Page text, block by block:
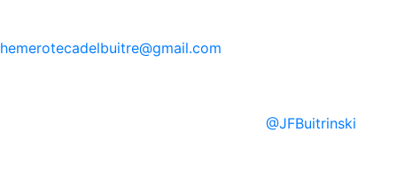
hemerotecadelbuitre@gmail.com
@JFBuitrinski